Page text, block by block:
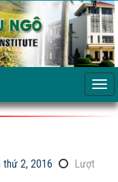
thứ 2, 2016
Lượt